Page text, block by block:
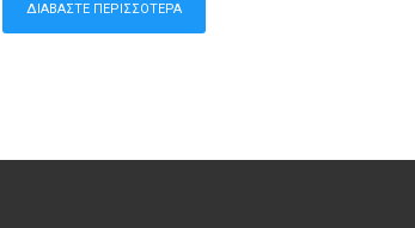
ΔΙΑΒΆΣΤΕ ΠΕΡΙΣΣΌΤΕΡΑ